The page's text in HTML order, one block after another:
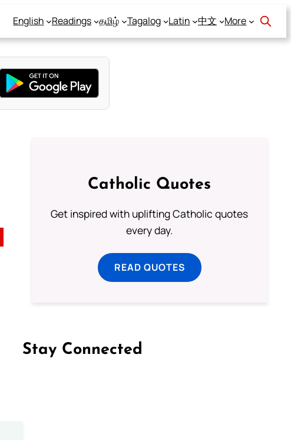
English Readings தமிழ் Tagalog Latin 中文 More
Catholic Quotes
Get inspired with uplifting Catholic quotes
every day.
READ QUOTES
Stay Connected